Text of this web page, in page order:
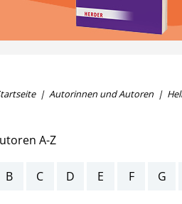
Autorinnen und Autoren
A-Z
B C D E F G